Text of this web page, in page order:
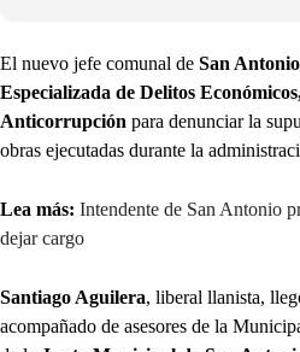
El nuevo jefe comunal de San Antonio
Especializada de Delitos
Anticorrupción para denunciar la
obras ejecutadas durante la
Lea más: Intendente de San Antonio
dejar cargo
Santiago Aguilera, liberal llanista,
acompañado de asesores de la